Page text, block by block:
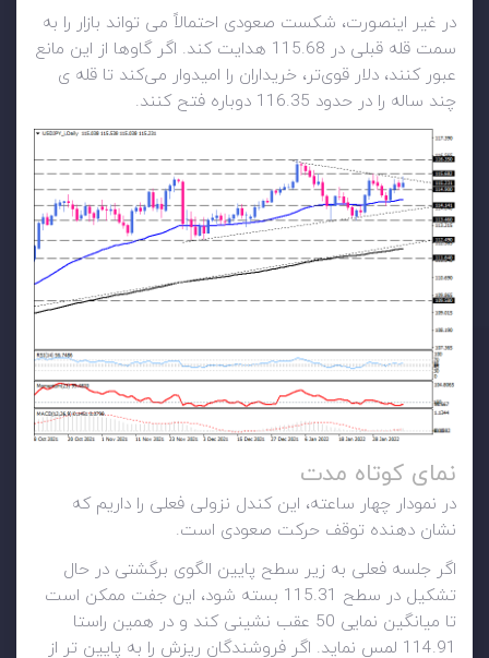
در غیر اینصورت، شکست صعودی احتمالاً می تواند بازار را به
سمت قله قبلی در 115.68 هدایت کند. اگر گاوها از این مانع
عبور کنند، دلار قوی‌تر، خریداران را امیدوار می‌کند تا قله ی
چند ساله را در حدود 116.35 دوباره فتح کنند.
نمای کوتاه مدت
در نمودار چهار ساعته، این کندل نزولی فعلی را داریم که
نشان دهنده توقف حرکت صعودی است.
اگر جلسه فعلی به زیر سطح پایین الگوی برگشتی در حال
تشکیل در سطح 115.31 بسته شود، این جفت ممکن است
تا میانگین نمایی 50 عقب نشینی کند و در همین راستا
114.91 لمس نماید. اگر فروشندگان ریزش را به پایین تر از